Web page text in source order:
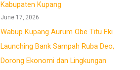
Kabupaten Kupang
June 17, 2026
Wabup Kupang Aurum Obe Titu Eki
Launching Bank Sampah Ruba Deo,
Dorong Ekonomi dan Lingkungan